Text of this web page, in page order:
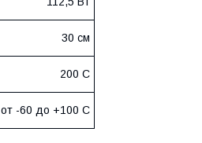
30 см
200 С
от -60 до +100 С